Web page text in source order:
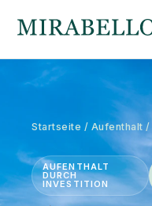
Startseite / Aufenthalt /
AUFENTHALT
DURCH
INVESTITION